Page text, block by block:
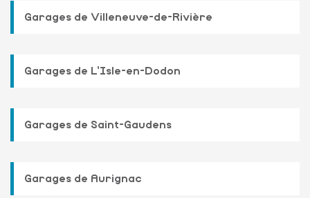
Garages de Villeneuve-de-Rivière
Garages de L'Isle-en-Dodon
Garages de Saint-Gaudens
Garages de Aurignac